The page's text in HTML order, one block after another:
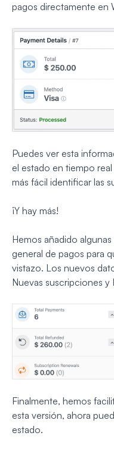
pagos directamente en
Puedes ver esta
el estado en tiempo
más fácil identificar las
¡Y hay más!
Hemos añadido
general de pagos para
vistazo. Los nuevos
Nuevas suscripciones
Finalmente, hemos
esta versión, ahora
estado.